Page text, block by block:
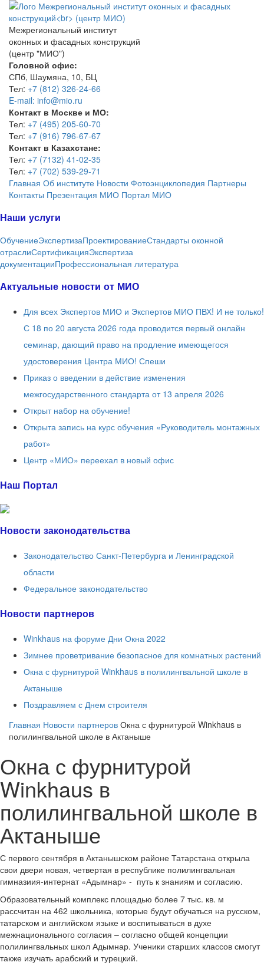
Межрегиональный институт
оконных и фасадных конструкций
(центр "МИО")
Головной офис:
СПб, Шаумяна, 10, БЦ
Тел: +7 (812) 326-24-66
E-mail: info@mio.ru
Контакт в Москве и МО:
Тел: +7 (495) 205-60-70
Тел: +7 (916) 796-67-67
Контакт в Казахстане:
Тел: +7 (7132) 41-02-35
Тел: +7 (702) 539-29-71
Главная Об институте Новости Фотоэнциклопедия Партнеры
Контакты Презентация МИО Портал МИО
Наши услуги
ОбучениеЭкспертизаПроектированиеСтандарты оконной
отраслиСертификацияЭкспертиза
документацииПрофессиональная литература
Актуальные новости от МИО
Для всех Экспертов МИО и Экспертов МИО ПВХ! И не только!
С 18 по 20 августа 2026 года проводится первый онлайн
семинар, дающий право на продление имеющегося
удостоверения Центра МИО! Спеши
Приказ о введении в действие изменения
межгосударственного стандарта от 13 апреля 2026
Открыт набор на обучение!
Открыта запись на курс обучения «Руководитель монтажных
работ»
Центр «МИО» переехал в новый офис
Наш Портал
Новости законодательства
Законодательство Санкт-Петербурга и Ленинградской
области
Федеральное законодательство
Новости партнеров
Winkhaus на форуме Дни Окна 2022
Зимнее проветривание безопасное для комнатных растений
Окна с фурнитурой Winkhaus в полилингвальной школе в
Актаныше
Поздравляем с Днем строителя
Главная Новости партнеров Окна с фурнитурой Winkhaus в
полилингвальной школе в Актаныше
Окна с фурнитурой
Winkhaus в
полилингвальной школе в
Актаныше
С первого сентября в Актанышском районе Татарстана открыла
свои двери новая, четвертая в республике полилингвальная
гимназиия-интернат «Адымнар» - путь к знаниям и согласию.
Образовательный комплекс площадью более 7 тыс. кв. м
рассчитан на 462 школьника, которые будут обучаться на русском,
татарском и английском языке и воспитываться в духе
межнационального согласия – согласно общей концепции
полилингвальных школ Адымнар. Ученики старших классов смогут
также изучать арабский и турецкий.